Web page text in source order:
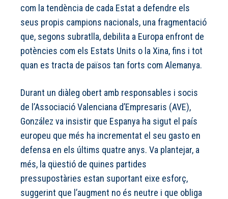
com la tendència de cada Estat a defendre els
seus propis campions nacionals, una fragmentació
que, segons subratlla, debilita a Europa enfront de
potències com els Estats Units o la Xina, fins i tot
quan es tracta de països tan forts com Alemanya.
Durant un diàleg obert amb responsables i socis
de l’Associació Valenciana d’Empresaris (AVE),
González va insistir que Espanya ha sigut el país
europeu que més ha incrementat el seu gasto en
defensa en els últims quatre anys. Va plantejar, a
més, la qüestió de quines partides
pressupostàries estan suportant eixe esforç,
suggerint que l’augment no és neutre i que obliga